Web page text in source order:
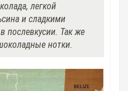
легкой
и сладкими
послевкусии. Так же
нотки.